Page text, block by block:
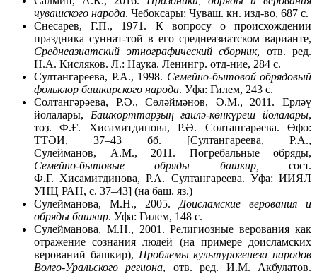
чувашского народа. Чебоксары: Чуваш. кн. изд-во, 687 с.
Снесарев, Г.П., 1971. К вопросу о происхождении
праздника суннат-той в его среднеазиатском варианте,
Среднеазиатский этнографический сборник, отв. ред.
Н.А. Кисляков. Л.: Наука. Ленингр. отд-ние, 284 с.
Султангареева, Р.А., 1998. Семейно-бытовой обрядовый
фольклор башкирского народа. Уфа: Гилем, 243 с.
Солтангәрәева, Р.Ә., Сөләймәнов, Ә.М., 2011. Ерләү
йолалары, Башҡорттарҙың ғаилә-көнкүреш йолалары,
төҙ. Ф.Ғ. Хисамитдинова, Р.Ә. Солтангәрәева. Өфө:
ТТӘИ, 37–43 бб. [Султангареева, Р.А.,
Сулейманов, А.М., 2011. Погребальные обряды,
Семейно-бытовые обряды башкир,сост.
Ф.Г. Хисамитдинова, Р.А. Султангареева. Уфа: ИИЯЛ
УНЦ РАН, с. 37–43] (на баш. яз.)
Сулейманова, М.Н., 2005.Доисламские верования и
обряды башкир. Уфа: Гилем, 148 с.
Сулейманова, М.Н., 2001. Религиозные верования как
отражение сознания людей (на примере доисламских
верований башкир), Проблемы культурогенеза народов
Волго-Уральского региона, отв. ред. И.М. Акбулатов.